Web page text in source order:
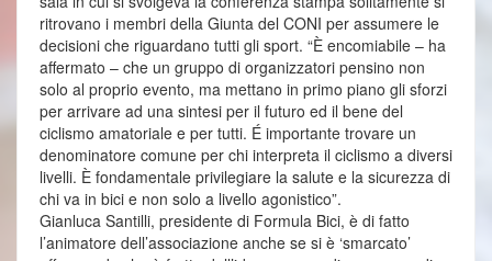
ritrovano i membri della Giunta del CONI per assumere le
decisioni che riguardano tutti gli sport. “È encomiabile – ha
affermato – che un gruppo di organizzatori pensino non
solo al proprio evento, ma mettano in primo piano gli sforzi
per arrivare ad una sintesi per il futuro ed il bene del
ciclismo amatoriale e per tutti. É importante trovare un
denominatore comune per chi interpreta il ciclismo a diversi
livelli. È fondamentale privilegiare la salute e la sicurezza di
chi va in bici e non solo a livello agonistico”.
Gianluca Santilli, presidente di Formula Bici, è di fatto
l’animatore dell’associazione anche se si è ‘smarcato’